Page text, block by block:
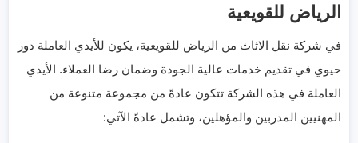
الرياض للقويعية
في شركة نقل الاثاث من الرياض للقويعية، يكون للأيدي العاملة دور
حيوي في تقديم خدمات عالية الجودة وضمان رضا العملاء. الأيدي
العاملة في هذه الشركة تتكون عادةً من مجموعة متنوعة من
المهنيين المدربين والمؤهلين، وتشمل عادةً الآتي: